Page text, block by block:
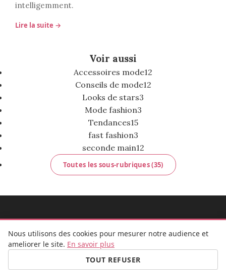
intelligemment.
Lire la suite →
Voir aussi
Accessoires mode12
Conseils de mode12
Looks de stars3
Mode fashion3
Tendances15
fast fashion3
seconde main12
Toutes les sous-rubriques (35)
FB IG
Nous utilisons des cookies pour mesurer notre audience et
ameliorer le site. En savoir plus
TOUT REFUSER